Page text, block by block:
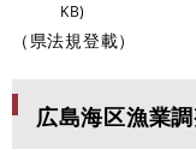
KB)
（県法規登載）
広島海区漁業